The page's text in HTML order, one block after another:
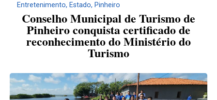
Entretenimento, Estado, Pinheiro
Conselho Municipal de Turismo de
Pinheiro conquista certificado de
reconhecimento do Ministério do
Turismo